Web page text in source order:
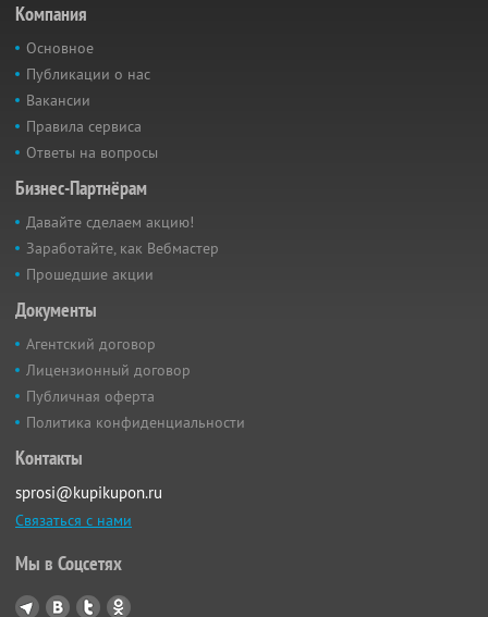
Компания
Основное
Публикации о нас
Вакансии
Правила сервиса
Ответы на вопросы
Бизнес-Партнёрам
Давайте сделаем акцию!
Заработайте, как Вебмастер
Прошедшие акции
Документы
Агентский договор
Лицензионный договор
Публичная оферта
Политика конфиденциальности
Контакты
sprosi@kupikupon.ru
Связаться с нами
Мы в Соцсетях